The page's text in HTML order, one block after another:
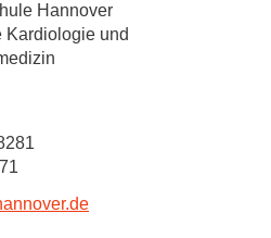
Hannover
Kardiologie und